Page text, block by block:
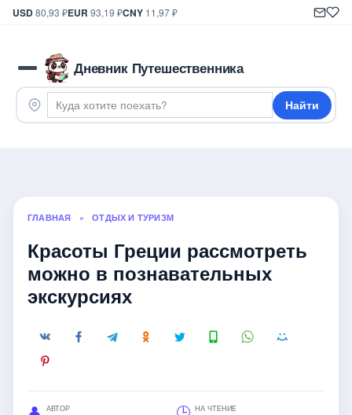
USD80,93 ₽EUR 93,19 ₽CNY 11,97 ₽
Дневник Путешественника
Найти
ГЛАВНАЯ » ОТДЫХ И ТУРИЗМ
Красоты Греции рассмотреть
можно в познавательных
экскурсиях
АВТОР НА ЧТЕНИЕ